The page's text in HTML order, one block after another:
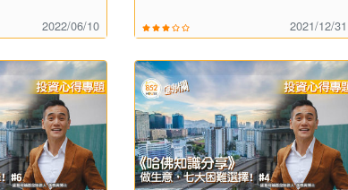
2022/06/10 2021/12/31